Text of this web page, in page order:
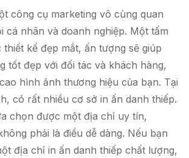
công cụ marketing vô cùng quan
cá nhân và doanh nghiệp. Một tấm
kế đẹp mắt, ấn tượng sẽ giúp
tốt đẹp với đối tác và khách hàng,
hình ảnh thương hiệu của bạn. Tại
có rất nhiều cơ sở in ấn danh thiếp.
chọn được một địa chỉ uy tín,
phải là điều dễ dàng. Nếu bạn
địa chỉ in ấn danh thiếp chất lượng,